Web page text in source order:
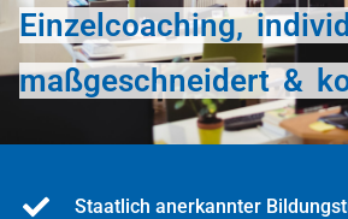
Einzelcoaching,
maßgeschneidert &
Staatlich anerkannter